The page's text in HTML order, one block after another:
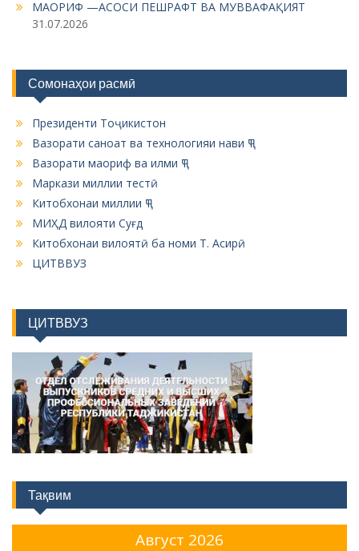
МАОРИФ —АСОСИ ПЕШРАФТ ВА МУВВАФАҚИЯТ
31.07.2026
Сомонаҳои расмӣ
Президенти Тоҷикистон
Вазорати саноат ва технологияи нави ҶТ
Вазорати маориф ва илми ҶТ
Маркази миллии тестӣ
Китобхонаи миллии ҶТ
МИҲД вилояти Суғд
Китобхонаи вилоятӣ ба номи Т. Асирӣ
ЦИТВВУЗ
ЦИТВВУЗ
Тақвим
Август 2026